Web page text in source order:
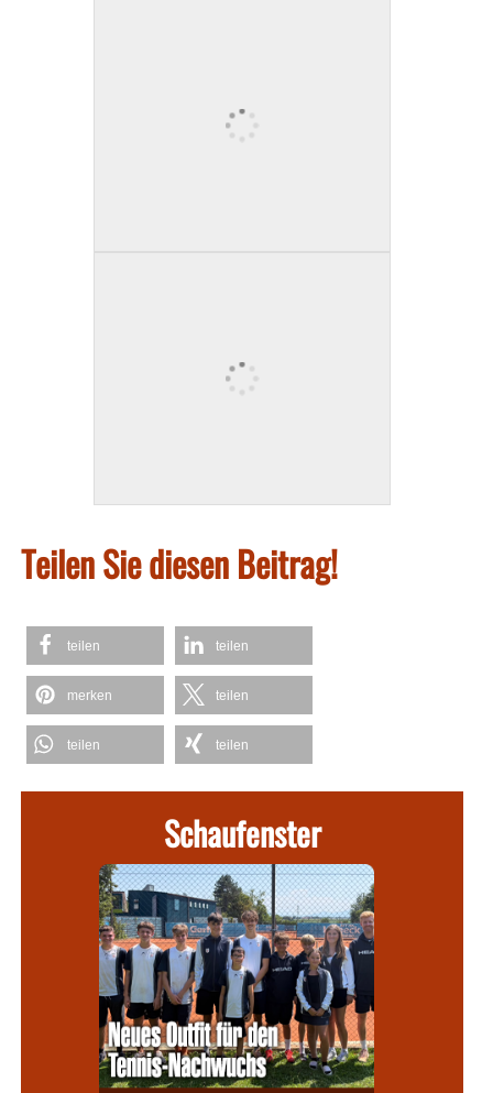
Teilen Sie diesen Beitrag!
teilen teilen
merken teilen
teilen teilen
Schaufenster